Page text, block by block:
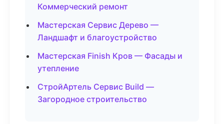
Коммерческий ремонт
Мастерская Сервис Дерево —
Ландшафт и благоустройство
Мастерская Finish Кров — Фасады и
утепление
СтройАртель Сервис Build —
Загородное строительство